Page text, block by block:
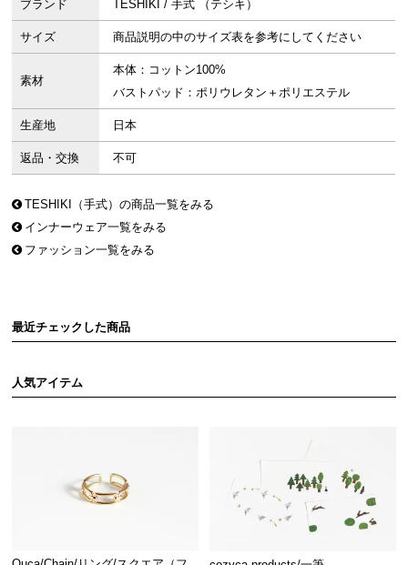
ブランド TESHIKI / 手式 （テシキ）
サイズ 商品説明の中のサイズ表を参考にしてください
素材
本体：コットン100%
バストパッド：ポリウレタン＋ポリエステル
生産地 日本
返品・交換 不可
TESHIKI（手式）の商品一覧をみる
インナーウェア一覧をみる
ファッション一覧をみる
最近チェックした商品
人気アイテム